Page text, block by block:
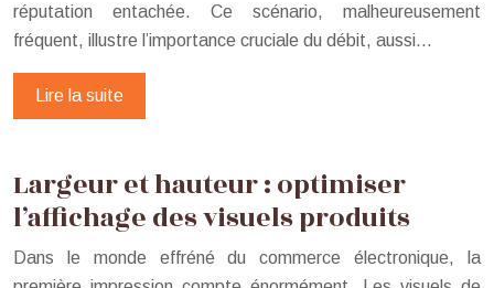
réputation entachée. Ce scénario, malheureusement
fréquent, illustre l’importance cruciale du débit, aussi…
Lire la suite
Largeur et hauteur : optimiser
l’affichage des visuels produits
Dans le monde effréné du commerce électronique, la